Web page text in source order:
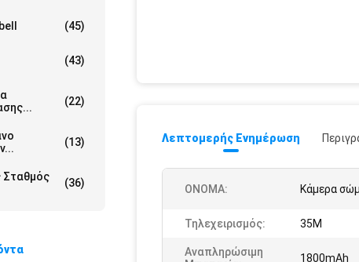
(45)
(43)
(22)
(13)
Σταθμός
(36)
Λεπτομερής Ενημέρωση
ΟΝΟΜΑ: Κάμερα
Τηλεχειρισμός: 35M
Αναπληρώσιμη
1800mAh